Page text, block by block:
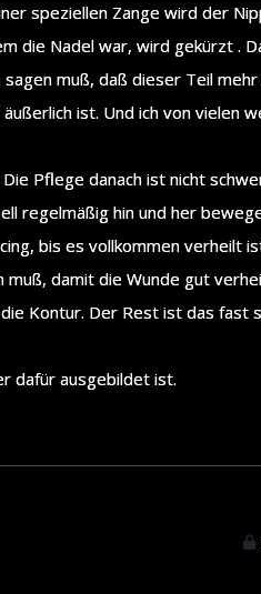
speziellen Zange wird der
die Nadel war, wird gekürzt .
muß, daß dieser Teil
ist. Und ich von vielen
Pflege danach ist nicht
regelmäßig hin und her
bis es vollkommen verheilt
damit die Wunde gut
Kontur. Der Rest ist das fast
dafür ausgebildet ist.